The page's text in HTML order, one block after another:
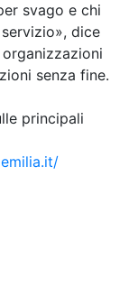
svago e chi
dice
senza fine.
principali